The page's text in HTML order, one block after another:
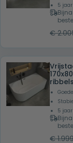
5
€
ribbels
5
€